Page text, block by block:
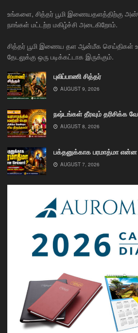
உங்களை, சித்தர் பூமி இணையதளத்திற்கு
நாங்கள் மட்டற்ற மகிழ்ச்சி அடைகிறோம்.
சித்தர் பூமி இணைய தள ஆன்மீக
தேடலுக்கு ஒரு படிக்கட்டாக இருக்கும்.
புலிப்பாணி சித்தர்
AUGUST 9, 2026
நஷ்டங்கள் தீரவும் தரிசிக்க
AUGUST 8, 2026
பக்தனுக்காக பரமாத்மா
AUGUST 7, 2026